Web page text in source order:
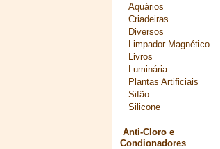
Aquários
Criadeiras
Diversos
Limpador Magnético
Livros
Luminária
Plantas Artificiais
Sifão
Silicone
Anti-Cloro e
Condionadores